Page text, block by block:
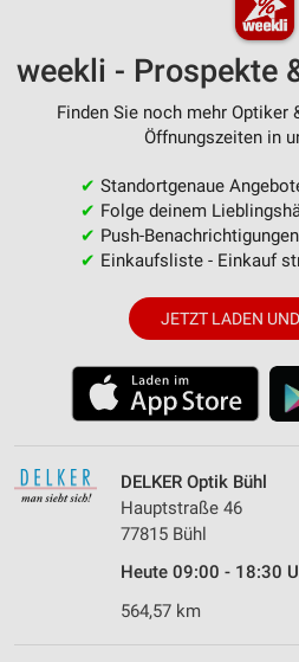
weekli - Prospekte
Finden Sie noch mehr Optiker
Öffnungszeiten in
✔ Standortgenaue
✔ Folge deinem
✔ Push-
✔ Einkaufsliste - Einkauf
JETZT LADEN
DELKER Optik Bühl
Hauptstraße 46
77815 Bühl
Heute 09:00 - 18:30
564,57 km